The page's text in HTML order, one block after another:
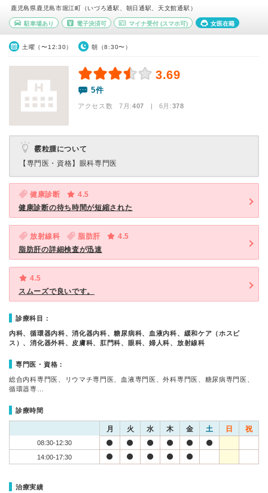
鹿児島県鹿児島市堀江町（いづろ通駅、朝日通駅、天文館通駅）
駐車場あり 電子決済可 マイナ受付 (スマホ可) 女医在籍
土曜（〜12:30） 朝（8:30〜）
3.69
5件
アクセス数 7月:407 | 6月:378
霰粒腫について
【専門医・資格】 眼科専門医
健康診断
4.5
健康診断の待ち時間が短縮された
放射線科 脂肪肝
4.5
脂肪肝の詳細検査が迅速
4.5
スムーズで良いです。
診療科目：
内科、循環器内科、消化器内科、糖尿病科、血液内科、緩和ケア（ホスピ
ス）、消化器外科、皮膚科、肛門科、眼科、婦人科、放射線科
専門医・資格：
総合内科専門医、リウマチ専門医、血液専門医、外科専門医、糖尿病専門医、
循環器専…
診療時間
月 火 水 木 金 土 日 祝
08:30-12:30
14:00-17:30
治療実績